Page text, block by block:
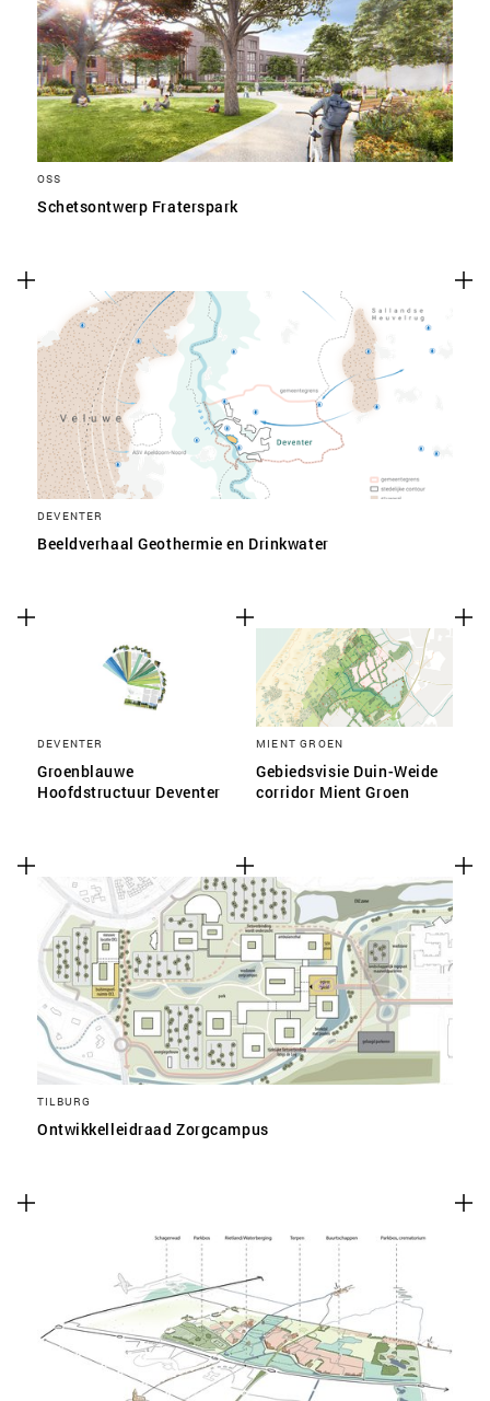
OSS
Schetsontwerp Fraterspark
DEVENTER
Beeldverhaal Geothermie en Drinkwater
DEVENTER
Groenblauwe
Hoofdstructuur Deventer
MIENT GROEN
Gebiedsvisie Duin-Weide
corridor Mient Groen
TILBURG
Ontwikkelleidraad Zorgcampus
SLA VOORKEUREN OP